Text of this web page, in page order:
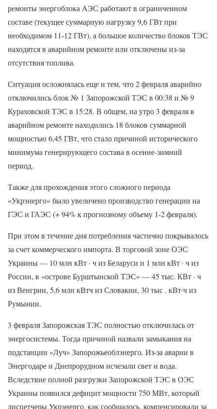
ремонты энергоблока АЭС работают в ограниченном
составе (текущее суммарную нагрузку 9,6 ГВт при
необходимом 11-12 ГВт), а большое количество блоков ТЭС
находятся в аварийном ремонте или отключены из-за
отсутствия топлива.
Ситуация осложнялась еще и тем, что 2 февраля аварийно
отключились блок № 1 Запорожской ТЭС в 00:38 и № 9
Кураховской ТЭС в 15:28. В общем, на утро 3 февраля в
аварийном ремонте находились 18 блоков суммарной
мощностью 6,45 ГВт, что стало причиной исторического
минимума генерирующего состава в осенне-зимний
период.
Также для прохождения этого сложного периода
«Укрэнерго» было увеличено производство генерации на
ГЭС и ГАЭС (+ 94% к прогнозному объему 1-2 февраля).
При этом в течение дня потребления частично покрывалось
за счет коммерческого импорта. В торговой зоне ОЭС
Украины — 10 млн кВт · ч из Беларуси и 1 млн кВт · ч из
России, в «острове Бурштынской ТЭС» — 45 тыс. КВт · ч
из Венгрии, 5,6 млн кВтч из Словакии, 30 тыс . кВт·ч из
Румынии.
3 февраля Запорожская ТЭС полностью отключилась от
энергосистемы. Тогда причиной назвали замыкания на
подстанции «Луч» Запорожьеоблэнерго. Из-за аварии в
Энергодаре и Днепрорудном исчезали свет и вода.
Вследствие полной разгрузки Запорожской ТЭС в ОЭС
Украины появился дефицит мощности 750 МВт, который
диспетчеры Укрэнерго, как сообщалось, компенсировали за